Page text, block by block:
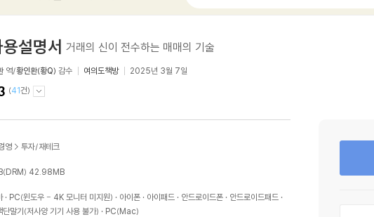
설명서 거래의 신이 전수하는 매매의 기술
역/황인환(황Q) 감수 여의도책방 2025년 3월 7일
(41건)
영 > 투자/재테크
42.98MB
PC(윈도우 - 4K 모니터 미지원) 아이폰 아이패드 안드로이드폰
안드로이드패드
단말기(저사양 기기 사용 불가)
PC(Mac)